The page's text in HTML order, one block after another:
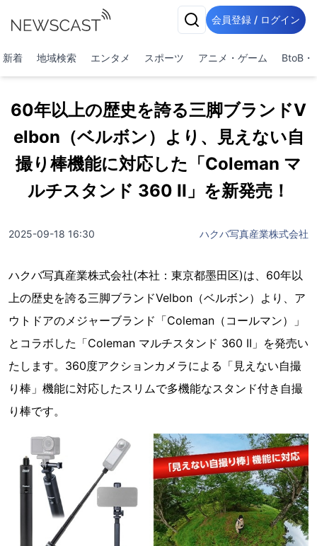
会員登録 / ログイン
新着 地域検索 エンタメ スポーツ アニメ・ゲーム BtoB・
60年以上の歴史を誇る三脚ブランドV
elbon（ベルボン）より、見えない自
撮り棒機能に対応した「Coleman マ
ルチスタンド 360 II」を新発売！
2025-09-18 16:30 ハクバ写真産業株式会社
ハクバ写真産業株式会社(本社：東京都墨田区)は、60年以
上の歴史を誇る三脚ブランドVelbon（ベルボン）より、ア
ウトドアのメジャーブランド「Coleman（コールマン）」
とコラボした「Coleman マルチスタンド 360 II」を発売い
たします。360度アクションカメラによる「見えない自撮
り棒」機能に対応したスリムで多機能なスタンド付き自撮
り棒です。